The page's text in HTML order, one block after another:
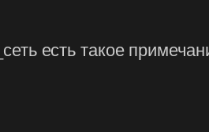
есть такое